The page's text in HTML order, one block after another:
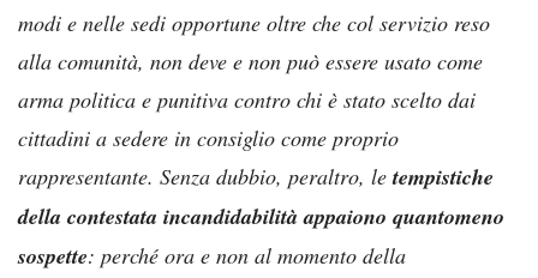
modi e nelle sedi opportune oltre che col servizio reso
alla comunità, non deve e non può essere usato come
arma politica e punitiva contro chi è stato scelto dai
cittadini a sedere in consiglio come proprio
rappresentante. Senza dubbio, peraltro, letempistiche
della contestata incandidabilità appaiono quantomeno
sospette: perché ora e non al momento della